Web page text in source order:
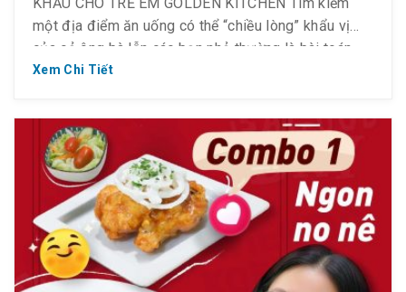
một địa điểm ăn uống có thể “chiều lòng” khẩu vị
của cả ông bà lẫn các bạn nhỏ thường là bài toán
khó cho mỗi dịp tụ họp. Golden Kitchen mang đến
Xem Chi Tiết